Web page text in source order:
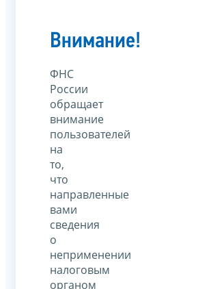
Внимание!
ФНС
России
обращает
внимание
пользователей
на
то,
что
направленные
вами
сведения
о
неприменении
налоговым
органом